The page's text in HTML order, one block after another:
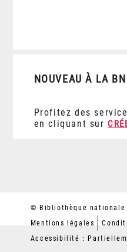
NOUVEAU À LA
Profitez des
en cliquant sur
© Bibliothèque nationale
Mentions légales
Accessibilité :